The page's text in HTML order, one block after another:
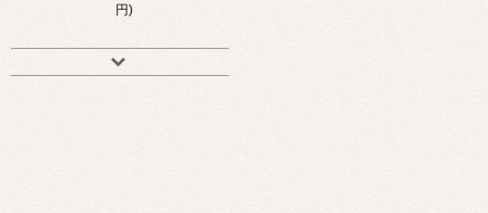
円)